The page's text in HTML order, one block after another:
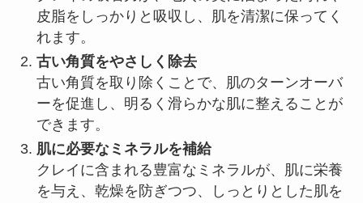
皮脂をしっかりと吸収し、肌を清潔に保ってく
れます。
古い角質をやさしく除去
古い角質を取り除くことで、肌のターンオーバ
ーを促進し、明るく滑らかな肌に整えることが
できます。
肌に必要なミネラルを補給
クレイに含まれる豊富なミネラルが、肌に栄養
を与え、乾燥を防ぎつつ、しっとりとした肌を